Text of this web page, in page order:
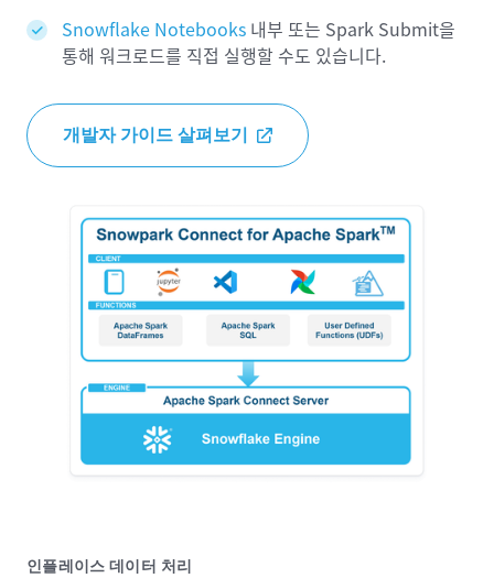
Snowflake Notebooks 내부 또는 Spark Submit을
통해 워크로드를 직접 실행할 수도 있습니다.
개발자 가이드 살펴보기
인플레이스 데이터 처리